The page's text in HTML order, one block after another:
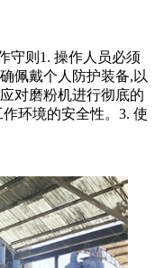
守则1. 操作人员必须
佩戴个人防护装备,以
对磨粉机进行彻底的
环境的安全性。3. 使